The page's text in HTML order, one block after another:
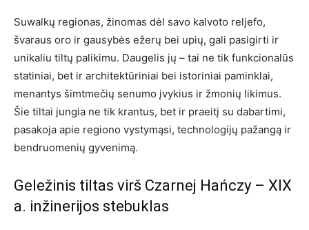
Suwalkų regionas, žinomas dėl savo kalvoto reljefo,
švaraus oro ir gausybės ežerų bei upių, gali pasigirti ir
unikaliu tiltų palikimu. Daugelis jų – tai ne tik funkcionalūs
statiniai, bet ir architektūriniai bei istoriniai paminklai,
menantys šimtmečių senumo įvykius ir žmonių likimus.
Šie tiltai jungia ne tik krantus, bet ir praeitį su dabartimi,
pasakoja apie regiono vystymąsi, technologijų pažangą ir
bendruomenių gyvenimą.
Geležinis tiltas virš Czarnej Hańczy – XIX
a. inžinerijos stebuklas